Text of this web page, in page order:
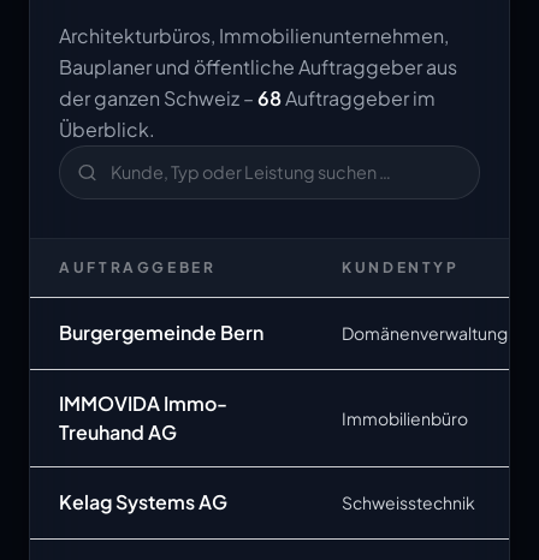
Architekturbüros, Immobilienunternehmen,
Bauplaner und öffentliche Auftraggeber aus
der ganzen Schweiz –68Auftraggeber im
Überblick.
AUFTRAGGEBER KUNDENTYP
Burgergemeinde Bern Domänenverwaltung
IMMOVIDA Immo-
Treuhand AG
Immobilienbüro
Kelag Systems AG Schweisstechnik